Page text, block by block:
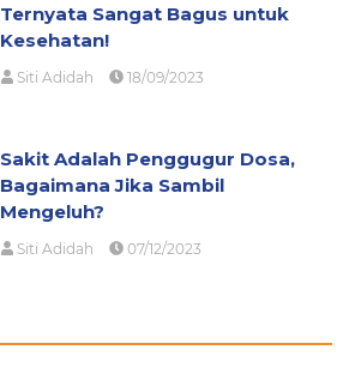
Ternyata Sangat Bagus untuk
Kesehatan!
Siti Adidah 18/09/2023
Sakit Adalah Penggugur Dosa,
Bagaimana Jika Sambil
Mengeluh?
Siti Adidah 07/12/2023